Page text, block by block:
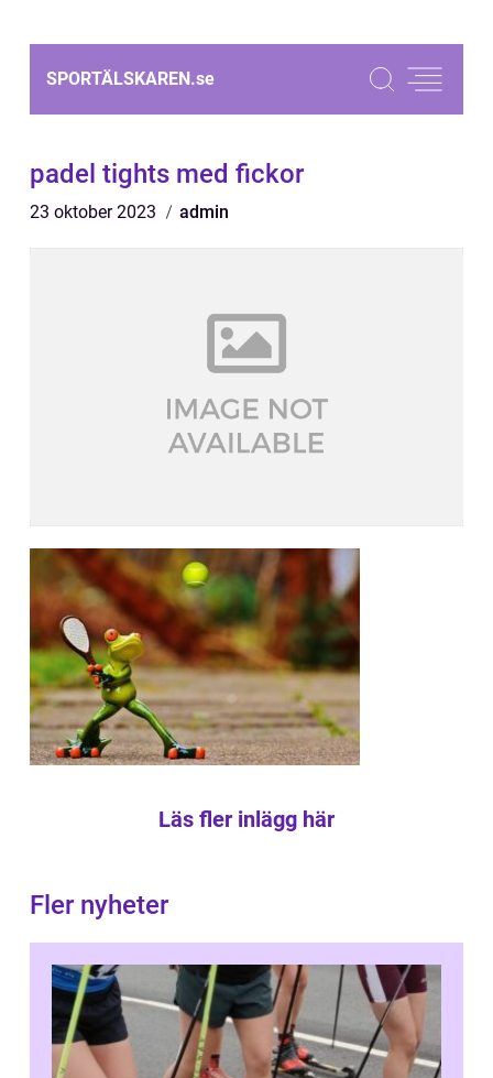
SPORTÄLSKAREN.se
padel tights med fickor
23 oktober 2023 admin
Läs fler inlägg här
Fler nyheter